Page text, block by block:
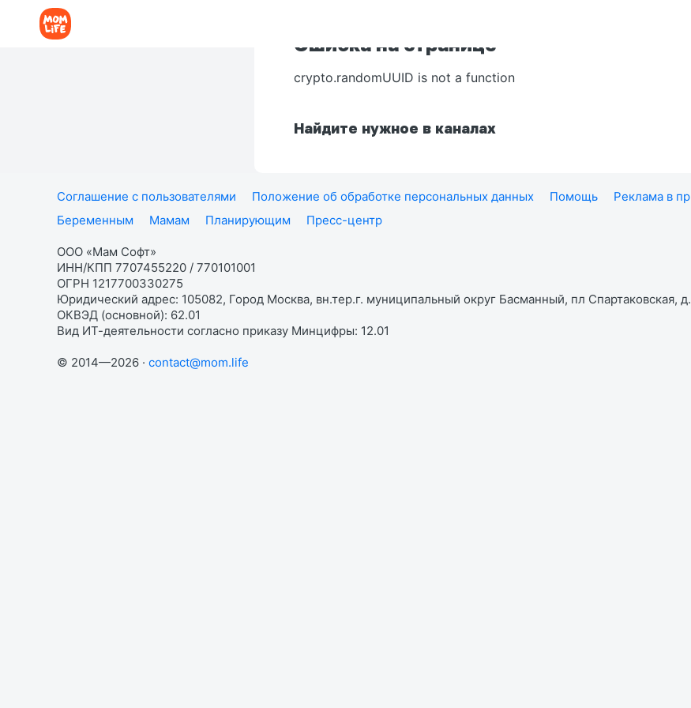
Ошибка на странице
crypto.randomUUID is not a function
Найдите нужное в каналах
Соглашение с пользователями Положение об обработке персональных данных Помощь Реклама в
Беременным
Мамам Планирующим Пресс-центр
ООО «Мам Софт»
ИНН/КПП 7707455220 / 770101001
ОГРН 1217700330275
Юридический адрес: 105082, Город Москва, вн.тер.г. муниципальный округ Басманный, пл Спартаковская,
ОКВЭД (основной): 62.01
Вид ИТ-деятельности согласно приказу Минцифры: 12.01
© 2014—2026 · contact@mom.life